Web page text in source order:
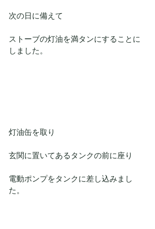
次の日に備えて
ストーブの灯油を満タンにすることに
しました。
灯油缶を取り
玄関に置いてあるタンクの前に座り
電動ポンプをタンクに差し込みまし
た。